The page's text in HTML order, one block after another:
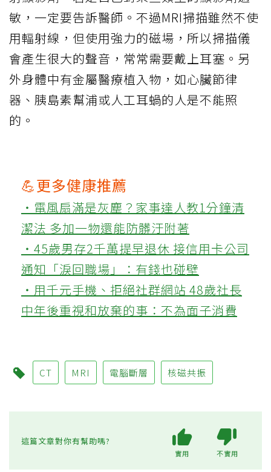
敏，一定要告訴醫師。不過MRI掃描雖然不使
用輻射線，但使用強力的磁場，所以掃描儀
會產生很大的聲音，常常需要戴上耳塞。另
外身體中有金屬醫療植入物，如心臟節律
器、胰島素幫浦或人工耳蝸的人是不能照
的。
💪更多健康推薦
‧電風扇滿是灰塵？家事達人教1分鐘清
潔法 多加一物還能防髒汙附著
‧45歲男存2千萬提早退休 接信用卡公司
通知「淚回職場」：有錢也碰壁
‧用千元手機、拒絕社群網站 48歲社長
中年後重視和放棄的事：不為面子消費
CT MRI 電腦斷層 核磁共振
這篇文章對你有幫助嗎?
實用 不實用